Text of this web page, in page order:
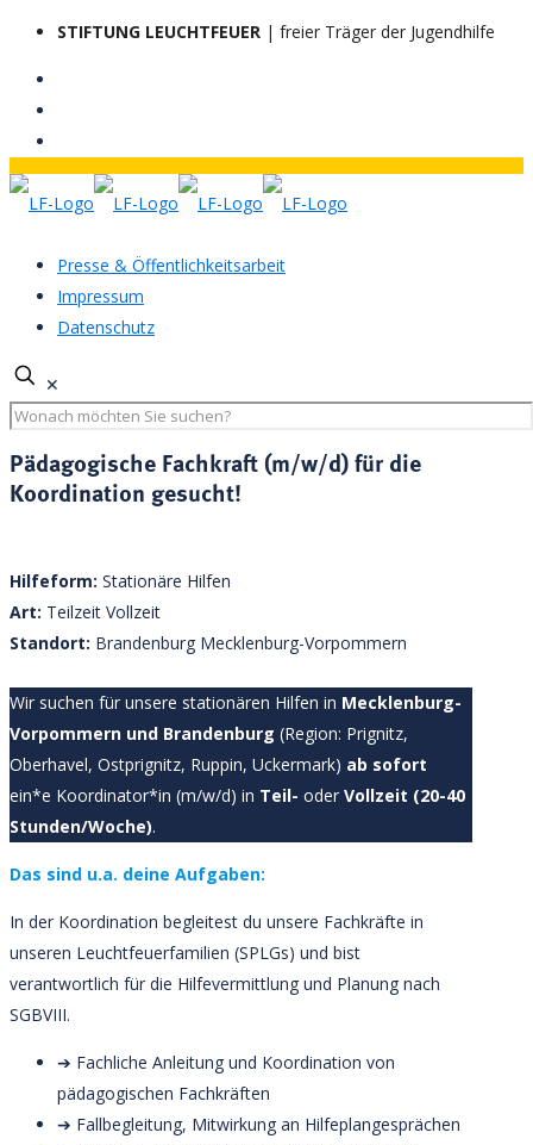
STIFTUNG LEUCHTFEUER | freier Träger der Jugendhilfe
Presse & Öffentlichkeitsarbeit
Impressum
Datenschutz
✕
Pädagogische Fachkraft (m/w/d) für die
Koordination gesucht!
Hilfeform: Stationäre Hilfen
Art: Teilzeit Vollzeit
Standort: Brandenburg Mecklenburg-Vorpommern
Wir suchen für unsere stationären Hilfen in Mecklenburg-
Vorpommern und Brandenburg (Region: Prignitz,
Oberhavel, Ostprignitz, Ruppin, Uckermark) ab sofort
ein*e Koordinator*in (m/w/d) in Teil- oder Vollzeit (20-40
Stunden/Woche).
Das sind u.a. deine Aufgaben:
In der Koordination begleitest du unsere Fachkräfte in
unseren Leuchtfeuerfamilien (SPLGs) und bist
verantwortlich für die Hilfevermittlung und Planung nach
SGBVIII.
➔ Fachliche Anleitung und Koordination von
pädagogischen Fachkräften
➔ Fallbegleitung, Mitwirkung an Hilfeplangesprächen